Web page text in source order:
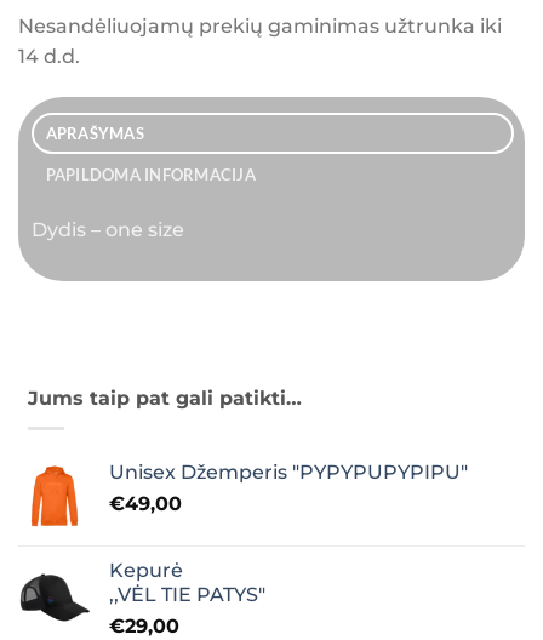
Nesandėliuojamų prekių gaminimas užtrunka iki
14 d.d.
APRAŠYMAS
PAPILDOMA INFORMACIJA
Dydis – one size
Jums taip pat gali patikti…
Unisex Džemperis "PYPYPUPYPIPU"
€49,00
Kepurė
,,VĖL TIE PATYS"
€29,00